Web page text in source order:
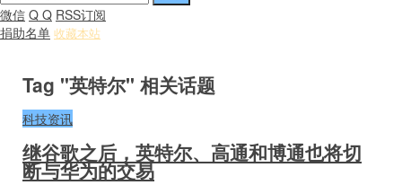
微信 Q Q RSS订阅
捐助名单 收藏本站
Tag "英特尔" 相关话题
科技资讯
继谷歌之后，英特尔、高通和博通也将切
断与华为的交易